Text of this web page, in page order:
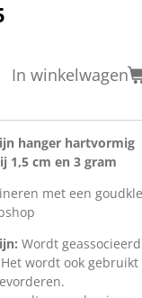
In winkelwagen
hanger hartvormig
1,5 cm en 3 gram
met een
Wordt
wordt ook